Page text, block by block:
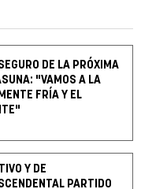
DE LA PRÓXIMA
"VAMOS A LA
FRÍA Y EL
Y DE
PARTIDO